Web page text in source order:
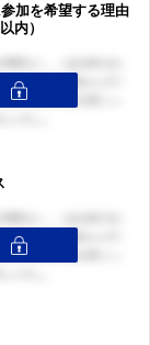
加を希望する理由
内）